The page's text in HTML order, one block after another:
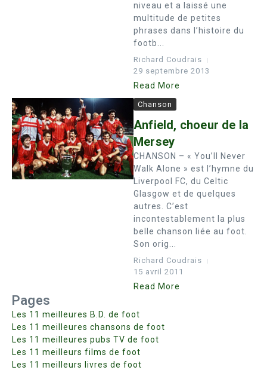
niveau et a laissé une
multitude de petites
phrases dans l’histoire du
footb...
Richard Coudrais
29 septembre 2013
Read More
Chanson
Anfield, choeur de la
Mersey
CHANSON – « You’ll Never
Walk Alone » est l’hymne du
Liverpool FC, du Celtic
Glasgow et de quelques
autres. C’est
incontestablement la plus
belle chanson liée au foot.
Son orig...
Richard Coudrais
15 avril 2011
Read More
Pages
Les 11 meilleures B.D. de foot
Les 11 meilleures chansons de foot
Les 11 meilleures pubs TV de foot
Les 11 meilleurs films de foot
Les 11 meilleurs livres de foot